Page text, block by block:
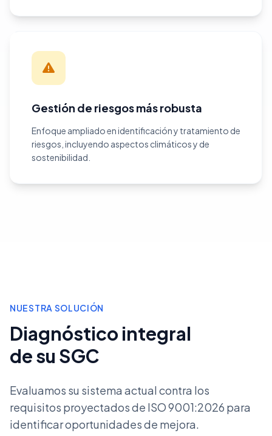
Gestión de riesgos más robusta
Enfoque ampliado en identificación y tratamiento de
riesgos, incluyendo aspectos climáticos y de
sostenibilidad.
NUESTRA SOLUCIÓN
Diagnóstico integral
de su SGC
Evaluamos su sistema actual contra los
requisitos proyectados de ISO 9001:2026 para
identificar oportunidades de mejora.